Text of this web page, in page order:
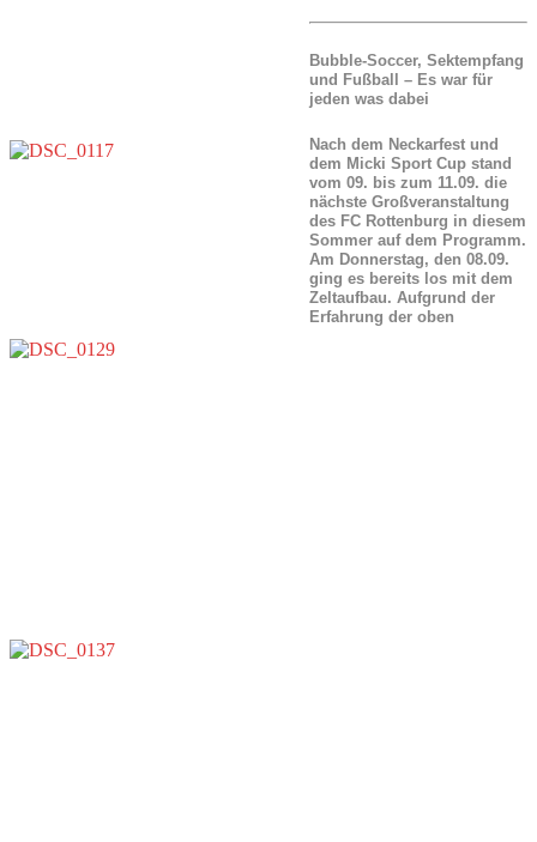
Bubble-Soccer, Sektempfang
und Fußball – Es war für
jeden was dabei
Nach dem Neckarfest und
dem Micki Sport Cup stand
vom 09. bis zum 11.09. die
nächste Großveranstaltung
des FC Rottenburg in diesem
Sommer auf dem Programm.
Am Donnerstag, den 08.09.
ging es bereits los mit dem
Zeltaufbau. Aufgrund der
Erfahrung der oben